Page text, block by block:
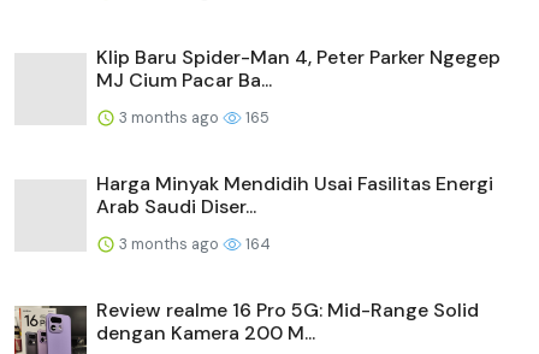
Klip Baru Spider-Man 4, Peter Parker Ngegep
MJ Cium Pacar Ba...
3 months ago 165
Harga Minyak Mendidih Usai Fasilitas Energi
Arab Saudi Diser...
3 months ago 164
Review realme 16 Pro 5G: Mid-Range Solid
dengan Kamera 200 M...